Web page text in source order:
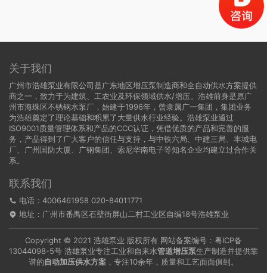
关于我们
广州市浩雄泵业有限公司是广东地区增压泵制造商和全自动供水方案提供
商之一，致力于为建筑、工农业及环保领域供水/增压。浩雄前身是原广
州市海珠区不锈钢水泵厂，始建于1996年，曾隶属广一集团，集团业务
为浩雄奠定了理论基础和积累了大量供水行业经验。浩雄泵业通过
ISO9001质量管理体系和产品的CCC认证，凭借优质的产品和完善的服
务，产品得到了广大客户的信任与支持，与中铁六局、中建三局、丰城电
厂、广州国防大厦、广钢集团、索尼华南电子等知名企业均建立过合作关
系。
联系我们
电话：4006461958 020-84011771
地址：广州市番禺区石壁街屏山二村工业区自编18号浩雄泵业
Copyright © 2021 浩雄泵业 版权所有 网站备案编号： 粤ICP备
13044098-5号 浩雄泵业专注工业和自来水管道增压泵生产制造并提供靠
谱的自动加压供水方案 ，专注10余年，质量和工艺面面俱到。